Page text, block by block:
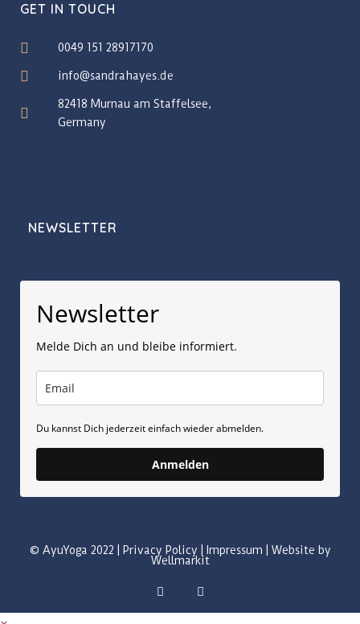
GET IN TOUCH
0049 151 28917170
info@sandrahayes.de
82418 Murnau am Staffelsee,
Germany
NEWSLETTER
Newsletter
Melde Dich an und bleibe informiert.
Du kannst Dich jederzeit einfach wieder abmelden.
Anmelden
© AyuYoga 2022 | Privacy Policy Impressum
Website by
Wellmarkit